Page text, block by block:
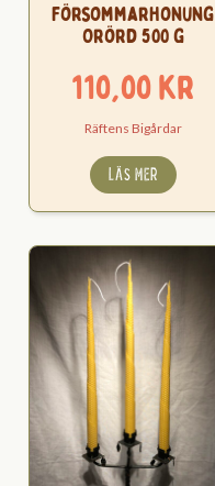
Försommarhonung
Orörd 500 g
110,00kr
Räftens Bigårdar
LÄS MER